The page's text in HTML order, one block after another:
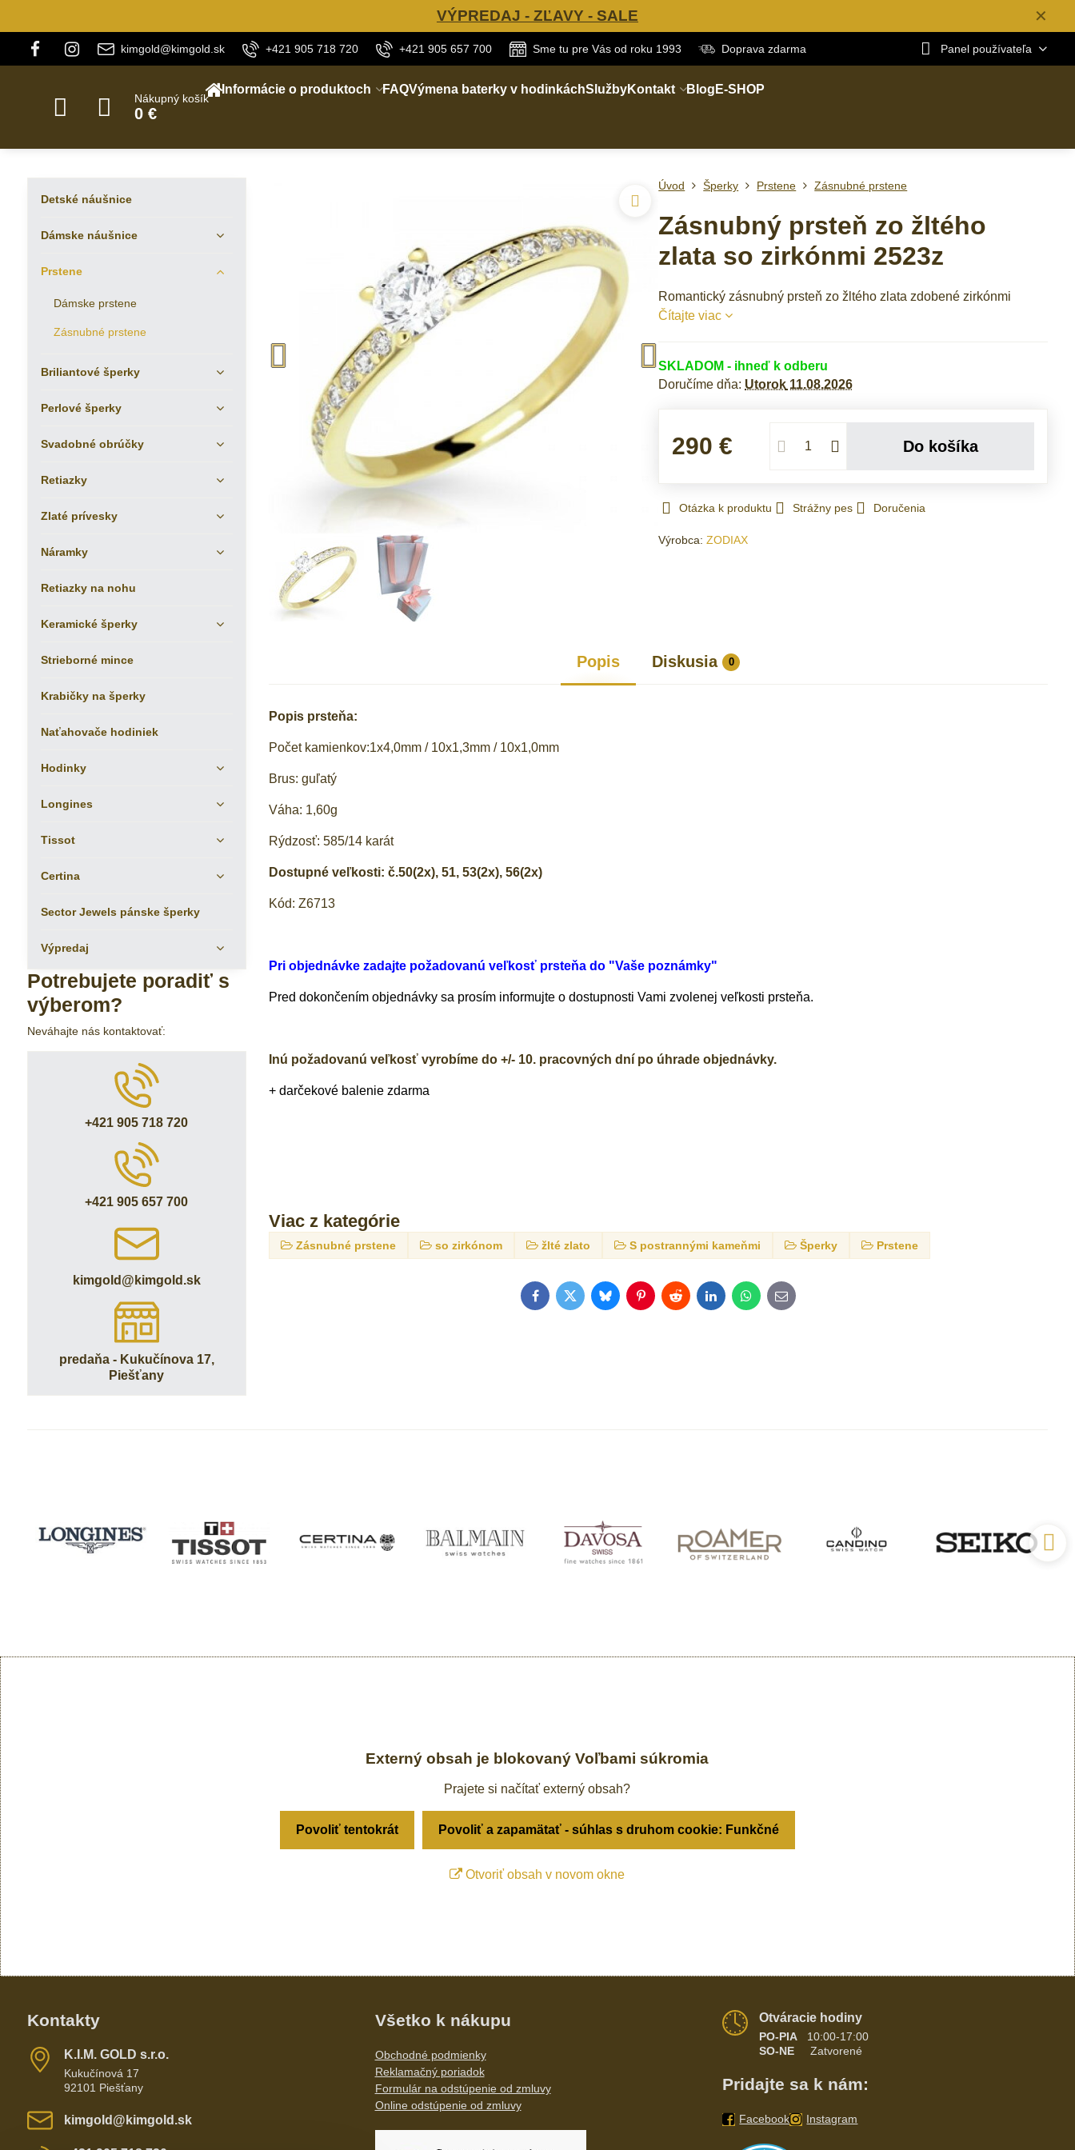
✕
VÝPREDAJ - ZĽAVY - SALE
kimgold@kimgold.sk +421 905 718 720 +421 905 657 700 Sme tu pre Vás od roku 1993 Doprava zdarma Panel používateľa
Nákupný košík
0 €
Informácie o produktoch FAQVýmena baterky v hodinkáchSlužbyKontakt Blog E-SHOP
Úvod Šperky Prstene Zásnubné prstene
Zásnubný prsteň zo žltého
zlata so zirkónmi 2523z
Romantický zásnubný prsteň zo žltého zlata zdobené zirkónmi
Čítajte viac
SKLADOM - ihneď k odberu
Doručíme dňa: Utorok 11.08.2026
290 € Do košíka
Otázka k produktu Strážny pes Doručenia
Výrobca:ZODIAX
Popis Diskusia 0
Popis prsteňa:
Počet kamienkov:1x4,0mm / 10x1,3mm / 10x1,0mm
Brus: guľatý
Váha: 1,60g
Rýdzosť: 585/14 karát
Dostupné veľkosti: č.50(2x), 51, 53(2x), 56(2x)
Kód: Z6713
Pri objednávke zadajte požadovanú veľkosť prsteňa do "Vaše poznámky"
Pred dokončením objednávky sa prosím informujte o dostupnosti Vami zvolenej veľkosti prsteňa.
Inú požadovanú veľkosť vyrobíme do +/- 10. pracovných dní po úhrade objednávky.
+ darčekové balenie zdarma
Viac z kategórie
Zásnubné prstene so zirkónom žlté zlato S postrannými kameňmi Šperky Prstene
FacebookTwitterBlueskyPinterestRedditLinkedInWhatsApp
E-
mail
Detské náušnice
Dámske náušnice
Prstene
Dámske prstene
Zásnubné prstene
Briliantové šperky
Perlové šperky
Svadobné obrúčky
Retiazky
Zlaté prívesky
Náramky
Retiazky na nohu
Keramické šperky
Strieborné mince
Krabičky na šperky
Naťahovače hodiniek
Hodinky
Longines
Tissot
Certina
Sector Jewels pánske šperky
Výpredaj
Potrebujete poradiť s
výberom?
Neváhajte nás kontaktovať:
+421 905 718 720
+421 905 657 700
kimgold​@kimgold​.sk
predaňa - Kukučínova 17,
Piešťany
Externý obsah je blokovaný Voľbami súkromia
Prajete si načítať externý obsah?
Povoliť tentokrát Povoliť a zapamätať - súhlas s druhom cookie: Funkčné
Otvoriť obsah v novom okne
Kontakty
K​​.I​​.M​​. GOLD s​​.r​​.o​​.
Kukučínová 17
92101 Piešťany
kimgold​@kimgold​.sk
Všetko k nákupu
Obchodné podmienky
Reklamačný poriadok
Formulár na odstúpenie od zmluvy
Online odstúpenie od zmluvy
Otváracie hodiny
PO-PIA
10:00-17:00
SO-NE Zatvorené
Pridajte sa k nám:
Facebook Instagram